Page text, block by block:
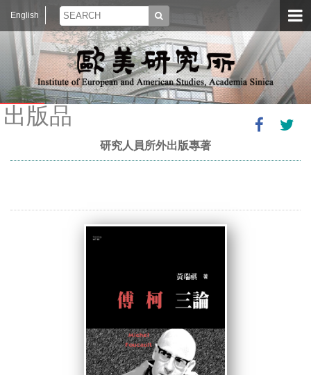
English
出版品
研究人員所外出版專著